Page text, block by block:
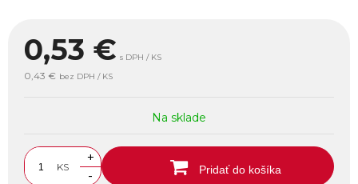
0,53 € s DPH / KS
0,43 € bez DPH / KS
Na sklade
KS
+
-
Pridať do košíka